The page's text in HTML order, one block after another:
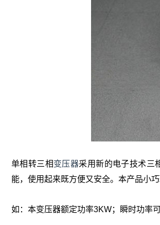
单相转三相变压器采用新的电子技术三
能，使用起来既方便又安全。本产品小
如：本变压器额定功率3KW；瞬时功率